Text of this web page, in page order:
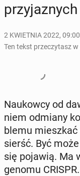
2 KWIETNIA 2022, 09:00
Ten tekst przeczytasz
Na­ukow­cy od
niem odmiany
ble­mu miesz­kać
sierść. Być
się pojawią. Ma
genomu CRISPR.